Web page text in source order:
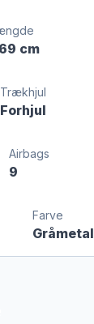
cm
Trækhjul
Forhjul
Airbags
9
Farve
Gråmetal